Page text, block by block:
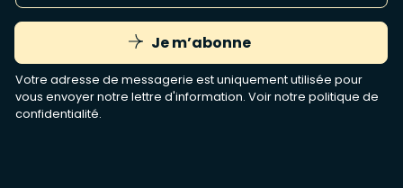
Je m’abonne
Votre adresse de messagerie est uniquement utilisée pour
vous envoyer notre lettre d'information. Voir notre politique de
confidentialité.